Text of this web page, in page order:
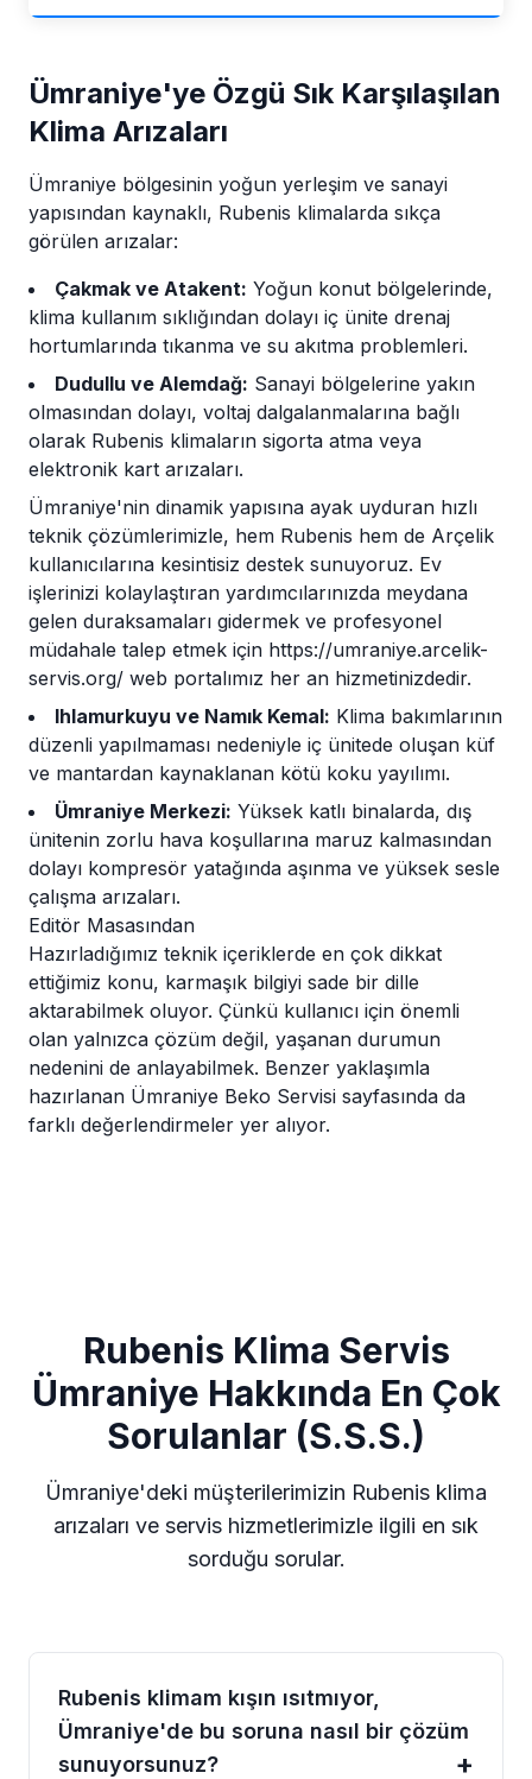
Ümraniye'ye Özgü Sık Karşılaşılan
Klima Arızaları
Ümraniye bölgesinin yoğun yerleşim ve sanayi
yapısından kaynaklı, Rubenis klimalarda sıkça
görülen arızalar:
Çakmak ve Atakent: Yoğun konut bölgelerinde,
klima kullanım sıklığından dolayı iç ünite drenaj
hortumlarında tıkanma ve su akıtma problemleri.
Dudullu ve Alemdağ: Sanayi bölgelerine yakın
olmasından dolayı, voltaj dalgalanmalarına bağlı
olarak Rubenis klimaların sigorta atma veya
elektronik kart arızaları.
Ümraniye'nin dinamik yapısına ayak uyduran hızlı
teknik çözümlerimizle, hem Rubenis hem de Arçelik
kullanıcılarına kesintisiz destek sunuyoruz. Ev
işlerinizi kolaylaştıran yardımcılarınızda meydana
gelen duraksamaları gidermek ve profesyonel
müdahale talep etmek için https://umraniye.arcelik-
servis.org/ web portalımız her an hizmetinizdedir.
Ihlamurkuyu ve Namık Kemal: Klima bakımlarının
düzenli yapılmaması nedeniyle iç ünitede oluşan küf
ve mantardan kaynaklanan kötü koku yayılımı.
Ümraniye Merkezi: Yüksek katlı binalarda, dış
ünitenin zorlu hava koşullarına maruz kalmasından
dolayı kompresör yatağında aşınma ve yüksek sesle
çalışma arızaları.
Editör Masasından
Hazırladığımız teknik içeriklerde en çok dikkat
ettiğimiz konu, karmaşık bilgiyi sade bir dille
aktarabilmek oluyor. Çünkü kullanıcı için önemli
olan yalnızca çözüm değil, yaşanan durumun
nedenini de anlayabilmek. Benzer yaklaşımla
hazırlanan Ümraniye Beko Servisi sayfasında da
farklı değerlendirmeler yer alıyor.
Rubenis Klima Servis
Ümraniye Hakkında En Çok
Sorulanlar (S.S.S.)
Ümraniye'deki müşterilerimizin Rubenis klima
arızaları ve servis hizmetlerimizle ilgili en sık
sorduğu sorular.
Rubenis klimam kışın ısıtmıyor,
Ümraniye'de bu soruna nasıl bir çözüm
sunuyorsunuz?